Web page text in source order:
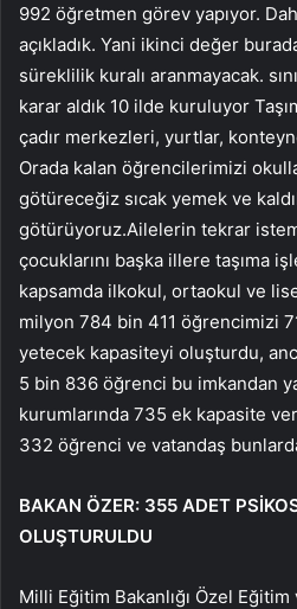
992 öğretmen görev yapıyor.
açıkladık. Yani ikinci değer
süreklilik kuralı aranmayacak.
karar aldık 10 ilde kuruluyor
çadır merkezleri, yurtlar,
Orada kalan öğrencilerimizi
götüreceğiz sıcak yemek ve
götürüyoruz.Ailelerin tekrar
çocuklarını başka illere taşıma
kapsamda ilkokul, ortaokul ve
milyon 784 bin 411 öğrencimizi
yetecek kapasiteyi oluşturdu,
5 bin 836 öğrenci bu imkandan
kurumlarında 735 ek kapasite
332 öğrenci ve vatandaş
BAKAN ÖZER: 355 ADET
OLUŞTURULDU
Milli Eğitim Bakanlığı Özel